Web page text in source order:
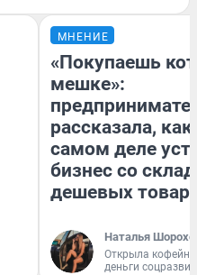
МНЕНИЕ
«Покупаешь
мешке»:
рассказала, как
самом деле
бизнес со
дешевых
Наталья
Открыла
деньги